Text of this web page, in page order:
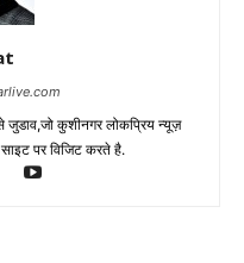
कुशीनगर लोकप्रिय न्यूज़
साइट पर विजिट करते है.